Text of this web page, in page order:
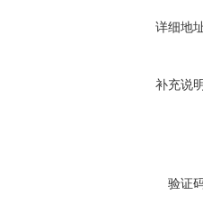
详细地
补充说
验证